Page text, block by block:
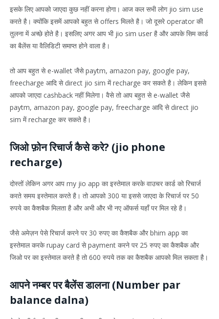
इसके लिए आपको जाएदा कुछ नहीं करना होगा। आज कल सभी लोग jio sim use
करते है। क्योंकि इसमें आपको बहुत से offers मिलते है। जो दूसरे operator की
तुलना में अच्छे होते है। इसलिए अगर आप भी jio sim user है और आपके सिम कार्ड
का बैलेंस या वैलिडिटी समाप्त होने वाला है।
तो आप बहुत से e-wallet जैसे paytm, amazon pay, google pay,
freecharge आदि से direct jio sim में recharge कर सकते है। लेकिन इससे
आपको जाएदा cashback नहीं मिलेगा। वैसे तो आप बहुत से e-wallet जैसे
paytm, amazon pay, google pay, freecharge आदि से direct jio
sim में recharge कर सकते है।
जिओ फ़ोन रिचार्ज कैसे करे? (jio phone
recharge)
दोस्तों लेकिन अगर आप my jio app का इस्तेमाल करके वाउचर कार्ड को रिचार्ज
करते समय इस्तेमाल करते है। तो आपको 300 या इससे जाएदा के रिचार्ज पर 50
रुपये का कैशबैक मिलता है और अभी और भी नए ऑफर्स यहाँ पर मिल रहे है।
जैसे अमेज़न पेसे रिचार्ज करने पर 30 रुपए का कैशबैक और bhim app का
इस्तेमाल करके rupay card से payment करने पर 25 रुपए का कैशबैक और
जिओ पर का इस्तेमाल करते है तो 600 रुपये तक का कैशबैक आपको मिल सकता है।
आपने नम्बर पर बैलेंस डालना (Number par
balance dalna)